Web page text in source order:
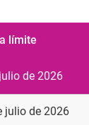
límite
de 2026
julio de 2026